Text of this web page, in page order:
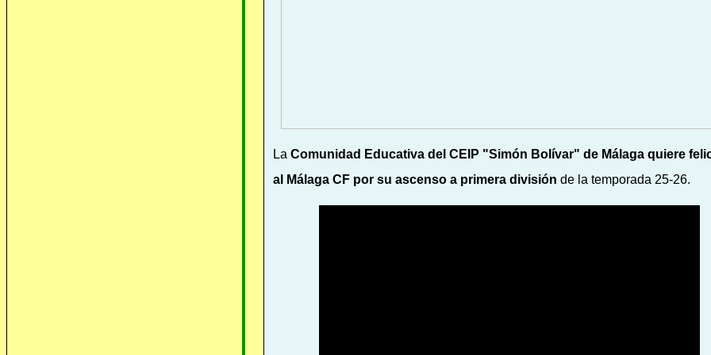
LaComunidad Educativa del CEIP "Simón Bolívar" de Málaga quiere
al Málaga CF por su ascenso a primera división de la temporada 25-26.